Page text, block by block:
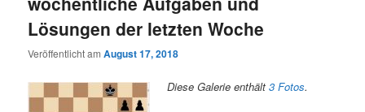
Lösungen der letzten Woche
Veröffentlicht amAugust 17, 2018
Diese Galerie enthält3 Fotos.